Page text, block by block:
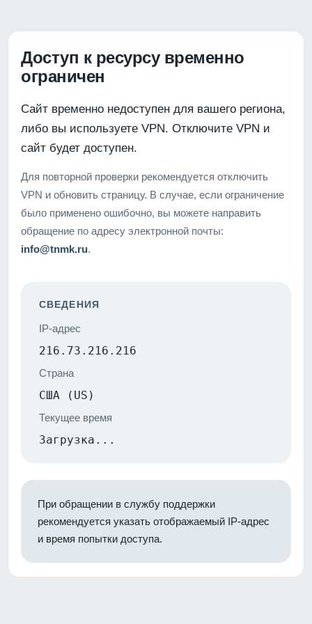
Доступ к ресурсу временно
ограничен
Сайт временно недоступен для вашего региона,
либо вы используете VPN. Отключите VPN и
сайт будет доступен.
Для повторной проверки рекомендуется отключить
VPN и обновить страницу. В случае, если ограничение
было применено ошибочно, вы можете направить
обращение по адресу электронной почты:
info@tnmk.ru.
СВЕДЕНИЯ
IP-адрес
216.73.216.216
Страна
США (US)
Текущее время
Загрузка...
При обращении в службу поддержки
рекомендуется указать отображаемый IP-адрес
и время попытки доступа.